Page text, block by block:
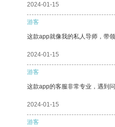
2024-01-15
游客
这款app就像我的私人导师，带
2024-01-15
游客
这款app的客服非常专业，遇到
2024-01-15
游客